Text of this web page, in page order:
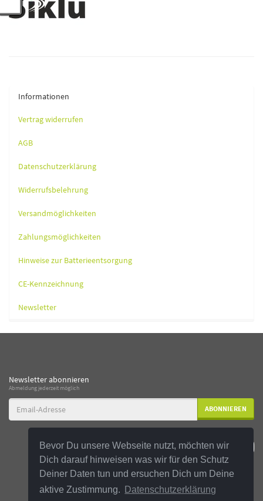
Bevor Du unsere Webseite nutzt, möchten wir
Dich darauf hinweisen was wir für den Schutz
Deiner Daten tun und ersuchen Dich um Deine
aktive Zustimmung.
Datenschutzerklärung
Informationen
Vertrag widerrufen
AGB
Datenschutzerklärung
Widerrufsbelehrung
Versandmöglichkeiten
Zahlungsmöglichkeiten
Hinweise zur Batterieentsorgung
CE-Kennzeichnung
Newsletter
Newsletter abonnieren
Abmeldung jederzeit möglich
Email-
Adresse
ABONNIEREN
* Alle Preise inkl. gesetzlicher USt., zzgl.Versand